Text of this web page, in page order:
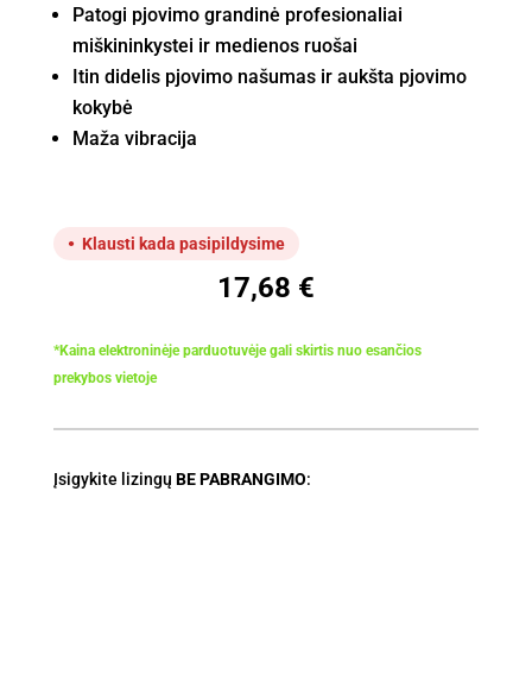
Patogi pjovimo grandinė profesionaliai
miškininkystei ir medienos ruošai
Itin didelis pjovimo našumas ir aukšta pjovimo
kokybė
Maža vibracija
Klausti kada pasipildysime
17,68 €
*Kaina elektroninėje parduotuvėje gali skirtis nuo esančios
prekybos vietoje
Įsigykite lizingų BE PABRANGIMO: